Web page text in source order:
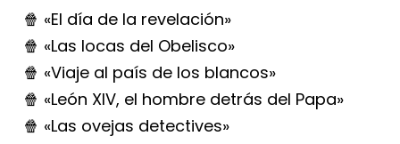
🍿 «El día de la revelación»
🍿 «Las locas del Obelisco»
🍿 «Viaje al país de los blancos»
🍿 «León XIV, el hombre detrás del Papa»
🍿 «Las ovejas detectives»